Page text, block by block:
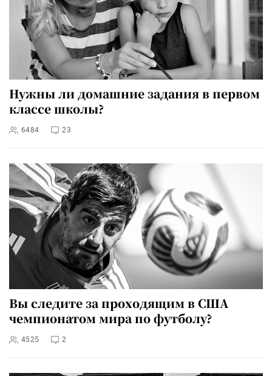
Нужны ли домашние задания в первом
классе школы?
6484 23
Вы следите за проходящим в США
чемпионатом мира по футболу?
4525 2